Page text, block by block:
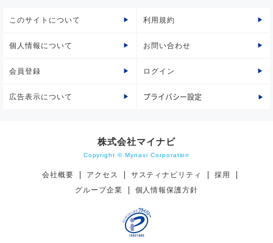
このサイトについて 利用規約
個人情報について お問い合わせ
会員登録 ログイン
広告表示について プライバシー設定
株式会社マイナビ
Copyright © Mynavi Corporation
会社概要 アクセス サスティナビリティ
採用
グループ企業
個人情報保護方針